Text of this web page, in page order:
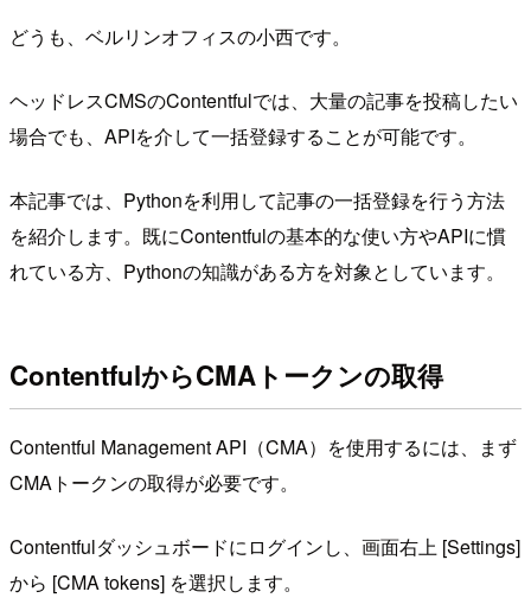
どうも、ベルリンオフィスの小西です。
ヘッドレスCMSのContentfulでは、大量の記事を投稿したい
場合でも、APIを介して一括登録することが可能です。
本記事では、Pythonを利用して記事の一括登録を行う方法
を紹介します。既にContentfulの基本的な使い方やAPIに慣
れている方、Pythonの知識がある方を対象としています。
ContentfulからCMAトークンの取得
Contentful Management API（CMA）を使用するには、まず
CMAトークンの取得が必要です。
Contentfulダッシュボードにログインし、画面右上 [Settings]
から [CMA tokens] を選択します。